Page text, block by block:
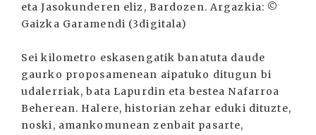
eta Jasokunderen eliz, Bardozen. Argazkia: ©
Gaizka Garamendi (3digitala)
Sei kilometro eskasengatik banatuta daude
gaurko proposamenean aipatuko ditugun bi
udalerriak, bata Lapurdin eta bestea Nafarroa
Beherean. Halere, historian zehar eduki dituzte,
noski, amankomunean zenbait pasarte,